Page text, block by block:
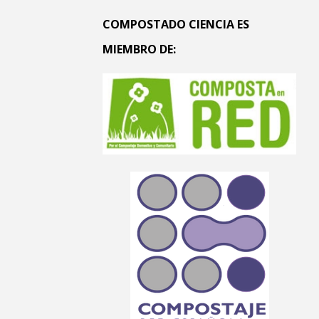
COMPOSTADO CIENCIA ES
MIEMBRO DE: